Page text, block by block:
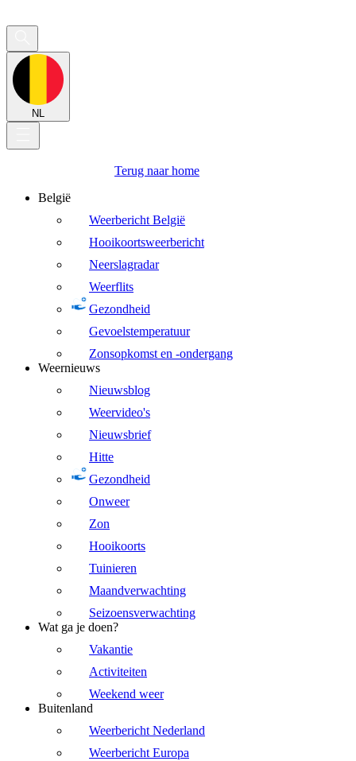
NL
Terug naar home
België
Weerbericht België
Hooikoortsweerbericht
Neerslagradar
Weerflits
Gezondheid
Gevoelstemperatuur
Zonsopkomst en -ondergang
Weernieuws
Nieuwsblog
Weervideo's
Nieuwsbrief
Hitte
Gezondheid
Onweer
Zon
Hooikoorts
Tuinieren
Maandverwachting
Seizoensverwachting
Wat ga je doen?
Vakantie
Activiteiten
Weekend weer
Buitenland
Weerbericht Nederland
Weerbericht Europa